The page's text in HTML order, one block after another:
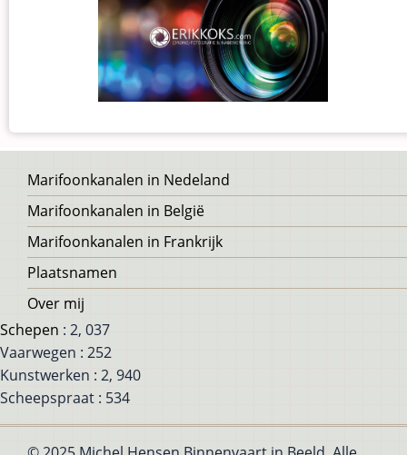
Voet
Marifoonkanalen in Nedeland
Marifoonkanalen in België
Marifoonkanalen in Frankrijk
Plaatsnamen
Over mij
Schepen : 2, 037
Vaarwegen : 252
Kunstwerken : 2, 940
Scheepspraat : 534